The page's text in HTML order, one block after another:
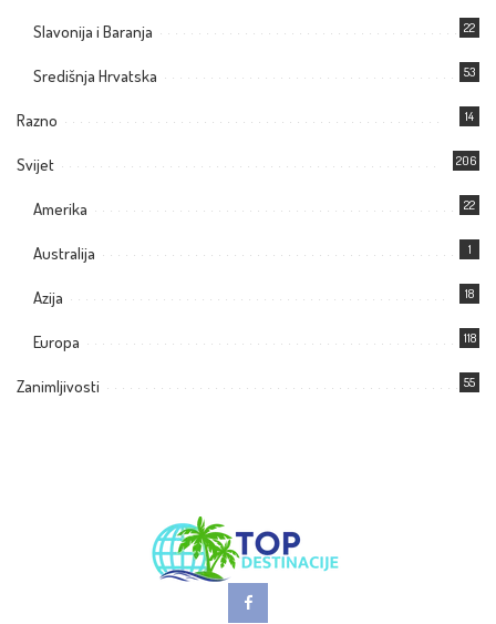
Slavonija i Baranja 22
Središnja Hrvatska 53
Razno 14
Svijet 206
Amerika 22
Australija 1
Azija 18
Europa 118
Zanimljivosti 55